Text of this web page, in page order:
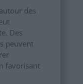
autour des
Des
peuvent
favorisant